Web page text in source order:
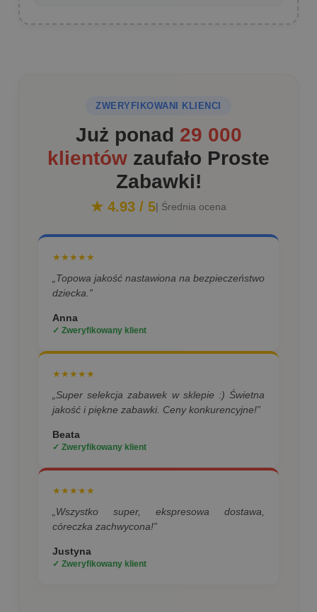
ZWERYFIKOWANI KLIENCI
Już ponad 29 000
klientów zaufało Proste
Zabawki!
★ 4.93 / 5| Średnia ocena
★★★★★
„Topowa jakość nastawiona na bezpieczeństwo
dziecka.”
Anna
✓ Zweryfikowany klient
★★★★★
„Super selekcja zabawek w sklepie :) Świetna
jakość i piękne zabawki. Ceny konkurencyjne!”
Beata
✓ Zweryfikowany klient
★★★★★
„Wszystko super, ekspresowa dostawa,
córeczka zachwycona!”
Justyna
✓ Zweryfikowany klient